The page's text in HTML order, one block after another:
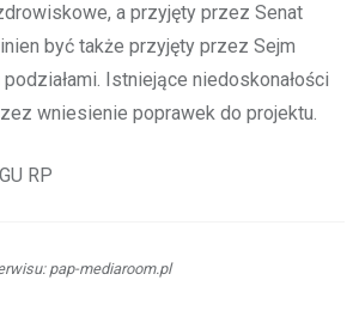
a przyjęty przez Senat
być także przyjęty przez Sejm
Istniejące niedoskonałości
wniesienie poprawek do projektu.
RP
pap-mediaroom.pl